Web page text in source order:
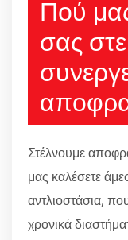
Πού
σας
Στέλνουμε
μας καλέσετε
αντλιοστάσια,
χρονικά